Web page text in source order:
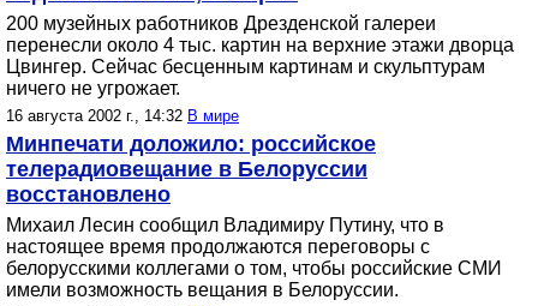
200 музейных работников Дрезденской галереи
перенесли около 4 тыс. картин на верхние этажи дворца
Цвингер. Сейчас бесценным картинам и скульптурам
ничего не угрожает.
16 августа 2002 г., 14:32 В мире
Минпечати доложило: российское
телерадиовещание в Белоруссии
восстановлено
Михаил Лесин сообщил Владимиру Путину, что в
настоящее время продолжаются переговоры с
белорусскими коллегами о том, чтобы российские СМИ
имели возможность вещания в Белоруссии.